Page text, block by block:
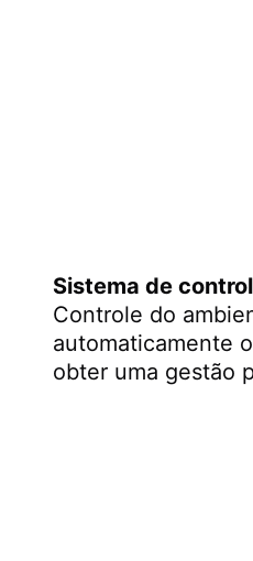
Sistema de
Controle do
automaticamente
obter uma gestão